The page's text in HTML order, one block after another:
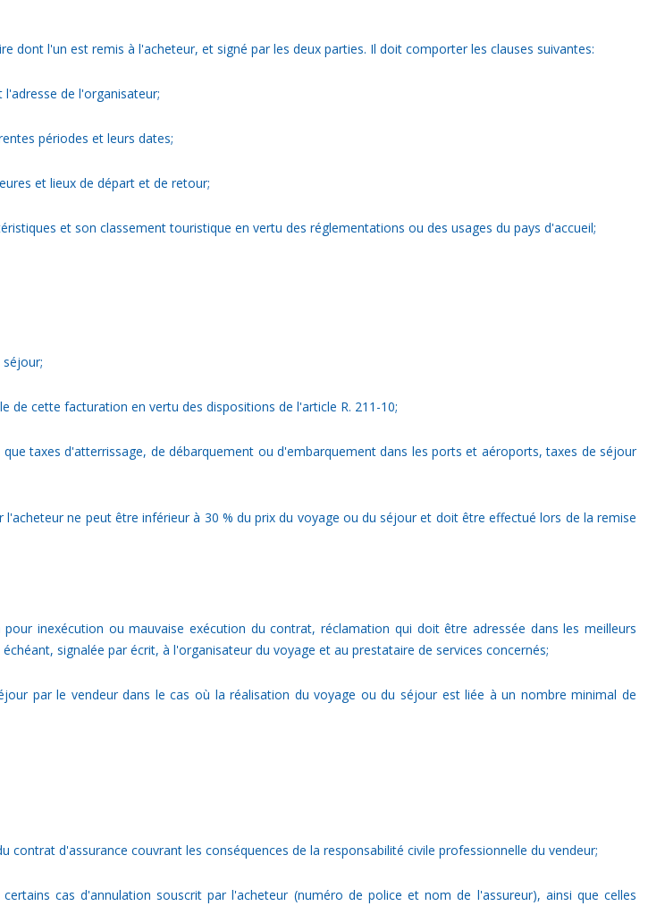
l'un est remis à l'acheteur, et signé par les deux parties. Il doit comporter les clauses suivantes:
de l'organisateur;
périodes et leurs dates;
et lieux de départ et de retour;
et son classement touristique en vertu des réglementations ou des usages du pays d'accueil;
cette facturation en vertu des dispositions de l'article R. 211-10;
taxes d'atterrissage, de débarquement ou d'embarquement dans les ports et aéroports, taxes de séjour
ne peut être inférieur à 30 % du prix du voyage ou du séjour et doit être effectué lors de la remise
inexécution ou mauvaise exécution du contrat, réclamation qui doit être adressée dans les meilleurs
signalée par écrit, à l'organisateur du voyage et au prestataire de services concernés;
par le vendeur dans le cas où la réalisation du voyage ou du séjour est liée à un nombre minimal de
d'assurance couvrant les conséquences de la responsabilité civile professionnelle du vendeur;
cas d'annulation souscrit par l'acheteur (numéro de police et nom de l'assureur), ainsi que celles